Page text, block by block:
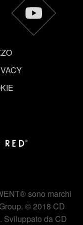
e su come
nel menu
sono marchi
© 2018 CD
Sviluppato da CD